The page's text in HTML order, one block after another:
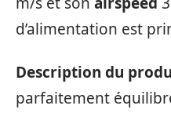
d’alimentation est
Description du
parfaitement